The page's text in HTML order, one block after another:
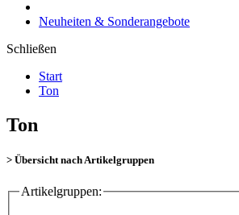
Neuheiten & Sonderangebote
Schließen
Start
Ton
Ton
> Übersicht nach Artikelgruppen
Artikelgruppen: